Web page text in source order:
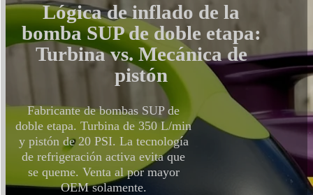
Lógica de inflado de la
bomba SUP de doble etapa:
Turbina vs. Mecánica de
pistón
Fabricante de bombas SUP de
doble etapa. Turbina de 350 L/min
y pistón de 20 PSI. La tecnología
de refrigeración activa evita que
se queme. Venta al por mayor
OEM solamente.